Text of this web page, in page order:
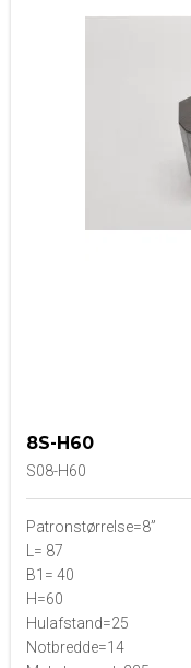
8S-H60
S08-H60
Patronstørrelse=8”
L= 87
B1= 40
H=60
Hulafstand=25
Notbredde=14